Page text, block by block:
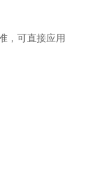
，可直接应用